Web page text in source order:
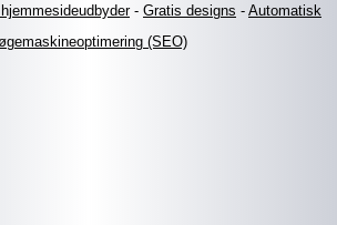
- Gratis designs - Automatisk
(SEO)